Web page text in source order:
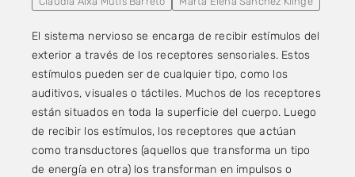
El sistema nervioso se encarga de recibir estímulos del
exterior a través de los receptores sensoriales. Estos
estímulos pueden ser de cualquier tipo, como los
auditivos, visuales o táctiles. Muchos de los receptores
están situados en toda la superficie del cuerpo. Luego
de recibir los estímulos, los receptores que actúan
como transductores (aquellos que transforma un tipo
de energía en otra) los transforman en impulsos o